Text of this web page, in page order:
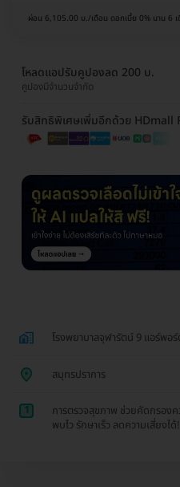
ผ่อน 6,105.00 บ./เดือน ดอกเบี้ย 0% นาน 6 เ
โหลดแอปรับคูปองลด 200 บ.
คูปองมีจำนวนจำกัด
รับสิทธิพิเศษเพิ่มอีกด้วย HDmall
โรงพยาบาลจุฬารัตน์ 9 แอร์พอ
สมุทรปราการ
1
การตรวจสุขภาพ ช่วยคัดกรอง
พบไว รักษาเร็ว ลดความเสี่ยงได้!